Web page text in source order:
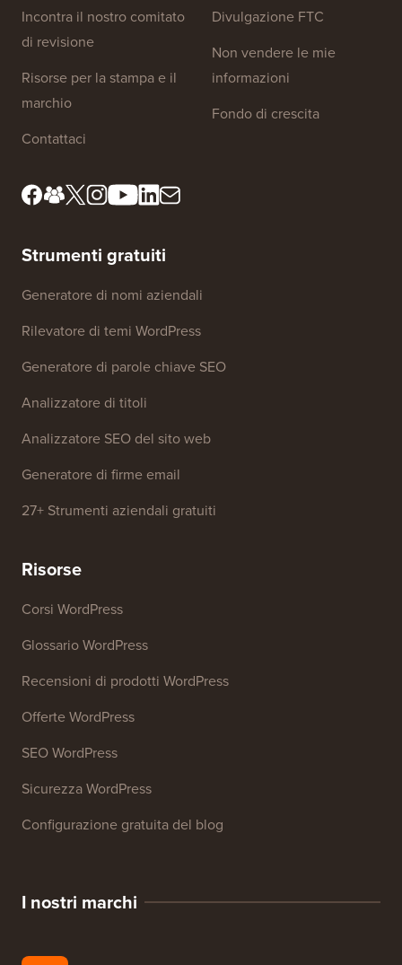
Incontra il nostro comitato
di revisione
Risorse per la stampa e il
marchio
Contattaci
Divulgazione FTC
Non vendere le mie
informazioni
Fondo di crescita
Strumenti gratuiti
Generatore di nomi aziendali
Rilevatore di temi WordPress
Generatore di parole chiave SEO
Analizzatore di titoli
Analizzatore SEO del sito web
Generatore di firme email
27+ Strumenti aziendali gratuiti
Risorse
Corsi WordPress
Glossario WordPress
Recensioni di prodotti WordPress
Offerte WordPress
SEO WordPress
Sicurezza WordPress
Configurazione gratuita del blog
I nostri marchi